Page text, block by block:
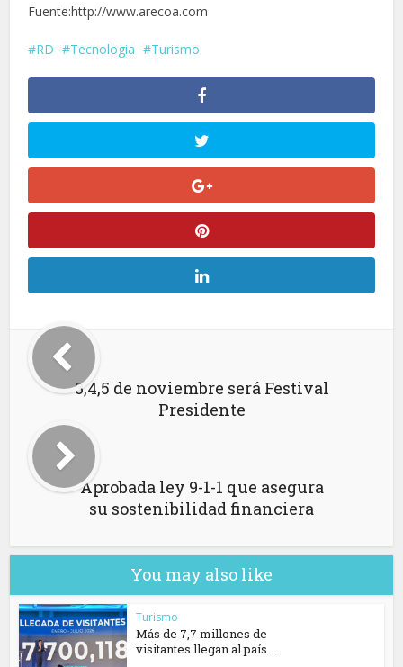
Fuente:http://www.arecoa.com
RD Tecnologia Turismo
3,4,5 de noviembre será Festival
Presidente
Aprobada ley 9-1-1 que asegura
su sostenibilidad financiera
You may also like
Turismo
Más de 7,7 millones de
visitantes llegan al país...